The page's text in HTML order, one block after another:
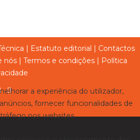
| Estatuto editorial | Contactos
nós | Termos e condições | Política
a experiência do utilizador,
fornecer funcionalidades de
nos websites.